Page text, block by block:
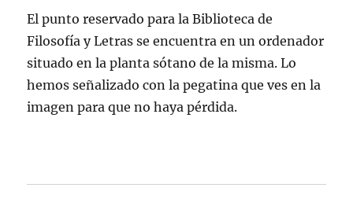
El punto reservado para la Biblioteca de
Filosofía y Letras se encuentra en un ordenador
situado en la planta sótano de la misma. Lo
hemos señalizado con la pegatina que ves en la
imagen para que no haya pérdida.